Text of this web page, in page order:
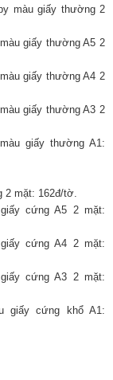
màu giấy thường 2
giấy thường A5 2
giấy thường A4 2
giấy thường A3 2
giấy thường A1:
2 mặt: 162đ/tờ.
cứng A5 2 mặt:
cứng A4 2 mặt:
cứng A3 2 mặt:
giấy cứng khổ A1: